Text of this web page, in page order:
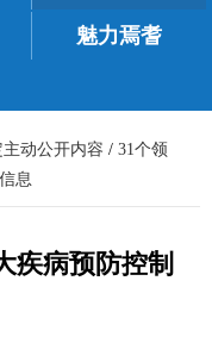
魅力焉耆
主动公开内容 / 31个领
息
疾病预防控制